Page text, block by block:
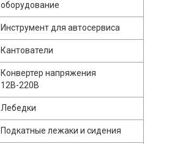
оборудование
Инструмент для автосервиса
Кантователи
Конвертер напряжения
12В-220В
Лебедки
Подкатные лежаки и сидения